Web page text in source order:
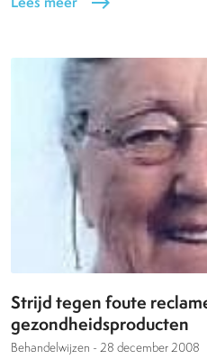
Strijd tegen foute
gezondheidsproducten
Behandelwijzen - 28 december 2008